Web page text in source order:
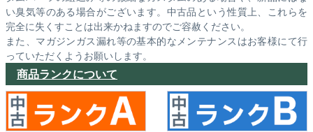
い臭気等のある場合がございます。中古品という性質上、これらを
完全に失くすことは出来かねますのでご容赦ください。
また、マガジンガス漏れ等の基本的なメンテナンスはお客様にて行
っていただくようお願いします。
商品ランクについて